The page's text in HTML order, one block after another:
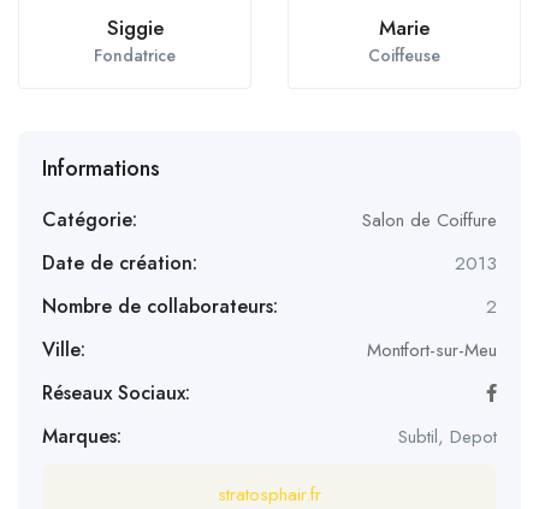
Siggie
Fondatrice
Marie
Coiffeuse
Informations
Catégorie: Salon de Coiffure
Date de création: 2013
Nombre de collaborateurs: 2
Ville: Montfort-sur-Meu
Réseaux Sociaux:
Marques:
Subtil, Depot
stratosphair.fr